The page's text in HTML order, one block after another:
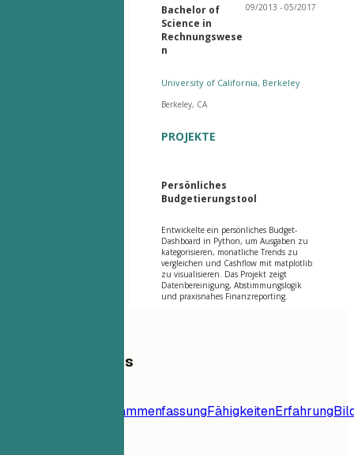
Bachelor of
Science in
Rechnungswese
n
09/2013 - 05/2017
University of California, Berkeley
Berkeley, CA
PROJEKTE
Persönliches
Budgetierungstool
Entwickelte ein persönliches Budget-
Dashboard in Python, um Ausgaben zu
kategorisieren, monatliche Trends zu
vergleichen und Cashflow mit matplotlib
zu visualisieren. Das Projekt zeigt
Datenbereinigung, Abstimmungslogik
und praxisnahes Finanzreporting.
Inhaltsverzeichnis
ZusammenfassungFähigkeitenErfahrung